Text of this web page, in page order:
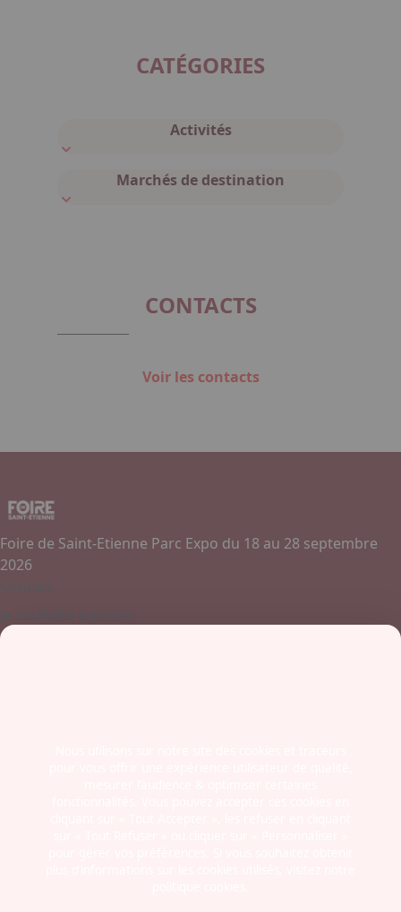
CATÉGORIES
Activités
Marchés de destination
CONTACTS
Voir les contacts
Foire de Saint-Etienne Parc Expo du 18 au 28 septembre
2026
Contactez-nous